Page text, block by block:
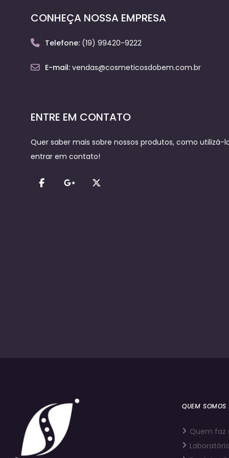
CONHEÇA NOSSA EMPRESA
Telefone: (19) 99420-9222
E-mail: vendas@cosmeticosdobem.com.br
ENTRE EM CONTATO
Quer saber mais sobre nossos produtos, como utilizá-
entrar em contato!
QUEM SOMOS
Quem faz